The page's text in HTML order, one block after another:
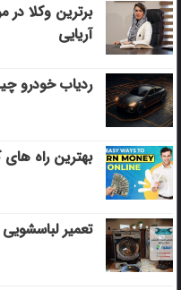
برترین وکلا
آریایی
ردیاب خودرو
بهترین راه
تعمیر